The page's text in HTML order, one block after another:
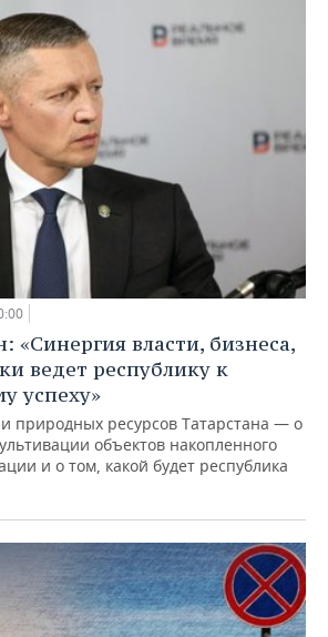
«Синергия власти, бизнеса,
ведет республику к
успеху»
природных ресурсов Татарстана — о
объектов накопленного
и о том, какой будет республика